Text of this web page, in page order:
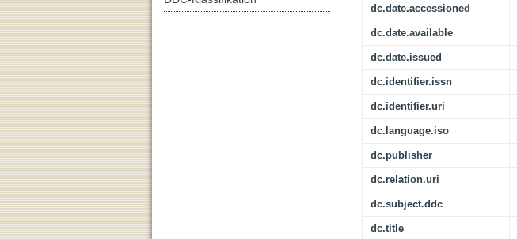
dc.date.accessioned
dc.date.available
dc.date.issued
dc.identifier.issn
dc.identifier.uri
dc.language.iso
dc.publisher
dc.relation.uri
dc.subject.ddc
dc.title